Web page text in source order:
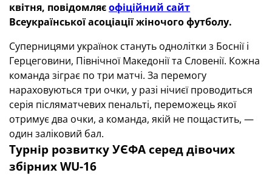
квітня, повідомляєофіційний сайт
Всеукраїнської асоціації жіночого футболу.
Суперницями українок стануть однолітки з Боснії і
Герцеговини, Північної Македонії та Словенії. Кожна
команда зіграє по три матчі. За перемогу
нараховуються три очки, у разі нічиєї проводиться
серія післяматчевих пенальті, переможець якої
отримує два очки, а команда, якій не пощастить, —
один заліковий бал.
Турнір розвитку УЄФА серед дівочих
збірних WU-16